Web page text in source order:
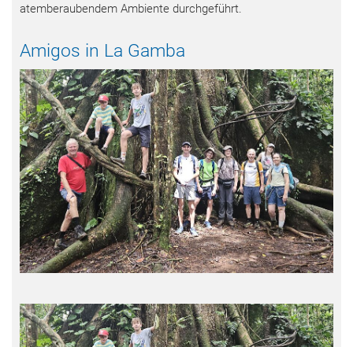
atemberaubendem Ambiente durchgeführt.
Amigos in La Gamba